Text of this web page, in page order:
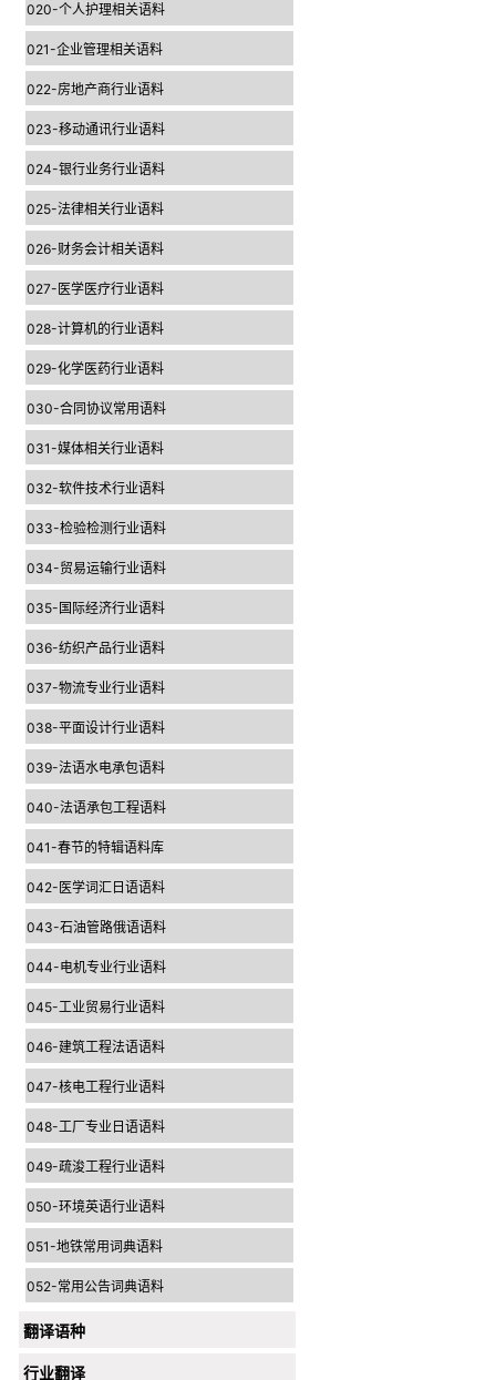
020-个人护理相关语料
021-企业管理相关语料
022-房地产商行业语料
023-移动通讯行业语料
024-银行业务行业语料
025-法律相关行业语料
026-财务会计相关语料
027-医学医疗行业语料
028-计算机的行业语料
029-化学医药行业语料
030-合同协议常用语料
031-媒体相关行业语料
032-软件技术行业语料
033-检验检测行业语料
034-贸易运输行业语料
035-国际经济行业语料
036-纺织产品行业语料
037-物流专业行业语料
038-平面设计行业语料
039-法语水电承包语料
040-法语承包工程语料
041-春节的特辑语料库
042-医学词汇日语语料
043-石油管路俄语语料
044-电机专业行业语料
045-工业贸易行业语料
046-建筑工程法语语料
047-核电工程行业语料
048-工厂专业日语语料
049-疏浚工程行业语料
050-环境英语行业语料
051-地铁常用词典语料
052-常用公告词典语料
翻译语种
行业翻译